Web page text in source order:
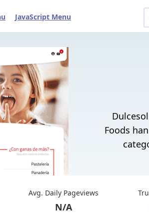
JavaScript Menu
Foods
Avg. Daily Pageviews
N/A